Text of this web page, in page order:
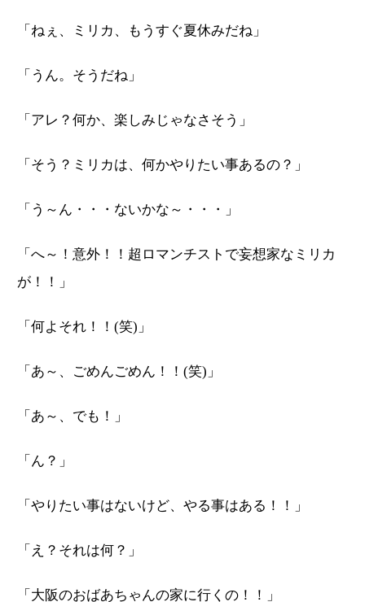
「ねぇ、ミリカ、もうすぐ夏休みだね」
「うん。そうだね」
「アレ？何か、楽しみじゃなさそう」
「そう？ミリカは、何かやりたい事あるの？」
「う～ん・・・ないかな～・・・」
「へ～！意外！！超ロマンチストで妄想家なミリカ
が！！」
「何よそれ！！(笑)」
「あ～、ごめんごめん！！(笑)」
「あ～、でも！」
「ん？」
「やりたい事はないけど、やる事はある！！」
「え？それは何？」
「大阪のおばあちゃんの家に行くの！！」